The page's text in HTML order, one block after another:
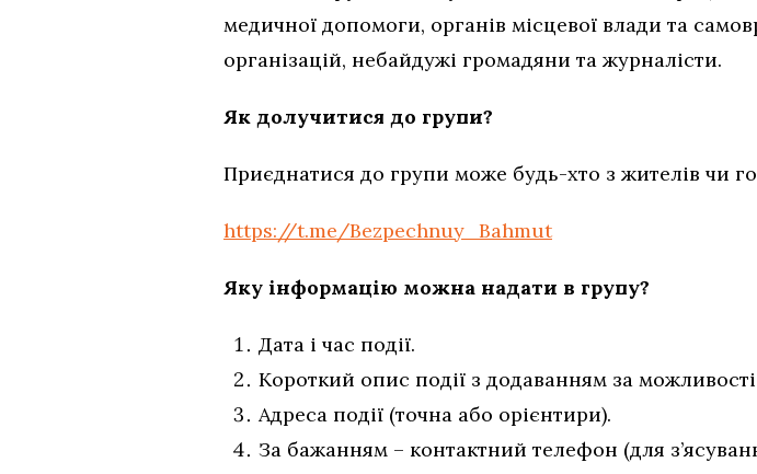
медичної допомоги, органів місцевої влади та
організацій, небайдужі громадяни та журналісти.
Як долучитися до групи?
Приєднатися до групи може будь-хто з жителів чи
https://t.me/Bezpechnuy_Bahmut
Яку інформацію можна надати в групу?
Дата і час події.
Короткий опис події з додаванням за
Адреса події (точна або орієнтири).
За бажанням – контактний телефон (для